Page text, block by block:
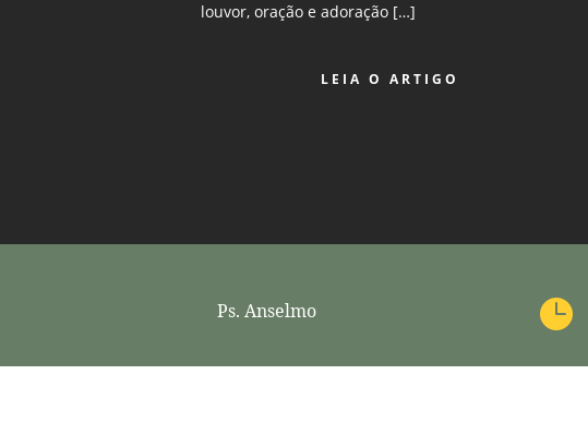
louvor, oração e adoração […]
LEIA O ARTIGO
Ps. Anselmo 